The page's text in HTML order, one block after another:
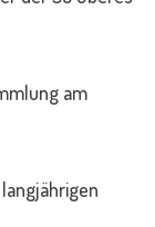
am